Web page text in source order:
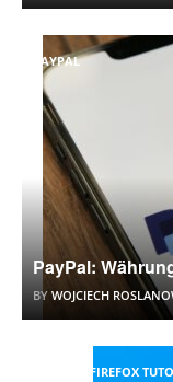
PAYPAL
PayPal:
BY WOJCIECH
MOZILLA FIREFOX